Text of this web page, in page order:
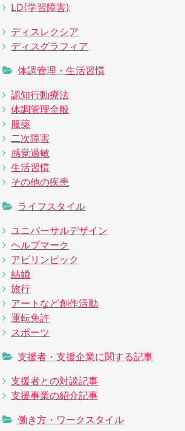
LD(学習障害)
ディスレクシア
ディスグラフィア
体調管理・生活習慣
認知行動療法
体調管理全般
服薬
二次障害
感覚過敏
生活習慣
その他の疾患
ライフスタイル
ユニバーサルデザイン
ヘルプマーク
アビリンピック
結婚
旅行
アートなど創作活動
運転免許
スポーツ
支援者・支援企業に関する記事
支援者との対談記事
支援事業の紹介記事
働き方・ワークスタイル